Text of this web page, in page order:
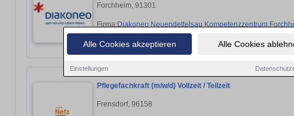
Alle Cookies akzeptieren Alle Cookies
Einstellungen
Forchheim, 91301
Firma:Diakoneo Neuendettelsau Kompetenzzentrum
Pflegefachkraft (m/w/d) Vollzeit / Teilzeit
Frensdorf, 96158